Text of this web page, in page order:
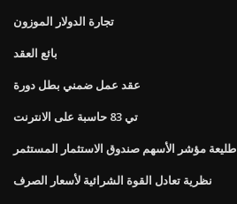
تجارة الدولار الموزون
بائع العقد
عقد عمل ضمني بطل دورة
تي 83 حاسبة على الانترنت
طليعة مؤشر الأسهم صندوق الاستثمار المستثمر
نظرية تعادل القوة الشرائية لأسعار الصرف